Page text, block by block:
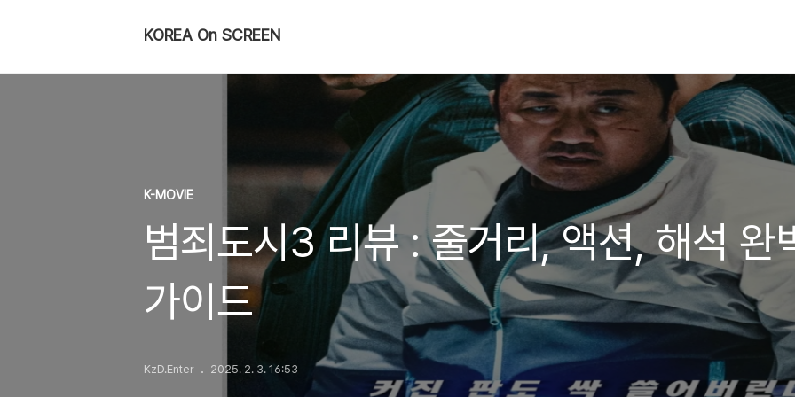
KOREA On SCREEN
K-MOVIE
범죄도시3 리뷰 : 줄거리, 액션, 해석 완
가이드
KzD.Enter 2025. 2. 3. 16:53